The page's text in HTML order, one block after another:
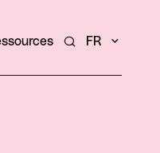
Rechercher un
FR